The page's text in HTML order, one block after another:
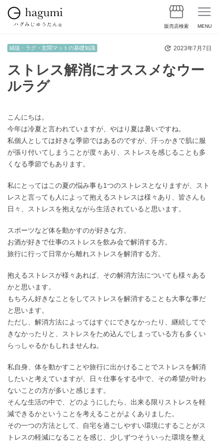
販売店検索 MENU
ストレス解消にオススメなウー
ルラグ
絨毯・ラグ・玄関マットの基礎知識 2023年7月7日
こんにちは。
今年は冷夏と言われていますが、やはり夏は暑いですね。
私個人としては好きな季節ではあるのですが、汗っかきで肌に服
が張り付いてしまうことが度々あり、ストレスを感じることも多
くなる季節でもあります。
私にとってはこの夏の悩み事も1つのストレスとなりますが、スト
レスと言っても人によって抱えるストレスは様々あり、皆さんも
日々、ストレスを抱えながら生活されていると思います。
スポーツなど体を動かすのが好きな方。
お酒が好きで仕事のストレスを飲み会で解消する方。
旅行に行って日常から離れストレスを解消する方。
抱えるストレスが様々あれば、その解消方法についても様々ある
かと思います。
もちろん好きなことをしてストレスを解消することも大事な事だ
と思います。
ただし、解消方法によってはすぐにできなかったり、継続してで
きなかったりと、ストレスをため込んでしまっている方も多くい
らっしゃるかもしれませんね。
私自身、体を動かすことや旅行に出かけることでストレスを解消
したいと考えていますが、日々仕事をする中で、その希望が叶わ
ないことの方が多いと感じます。
そんな生活の中で、どのようにしたら、出来る限りストレスを軽
減できるかということを考えることがよくありました。
その一つの方法として、自宅を過ごしやすい環境にすることがス
トレスの軽減になることを感じ、少しずつそういった環境を整え